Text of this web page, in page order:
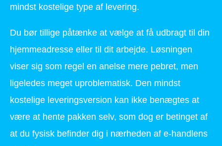
mindst kostelige type af levering.
Du bør tillige påtænke at vælge at få udbragt til din
hjemmeadresse eller til dit arbejde. Løsningen
viser sig som regel en anelse mere pebret, men
ligeledes meget uproblematisk. Den mindst
kostelige leveringsversion kan ikke benægtes at
være at hente pakken selv, som dog er betinget af
at du fysisk befinder dig i nærheden af e-handlens